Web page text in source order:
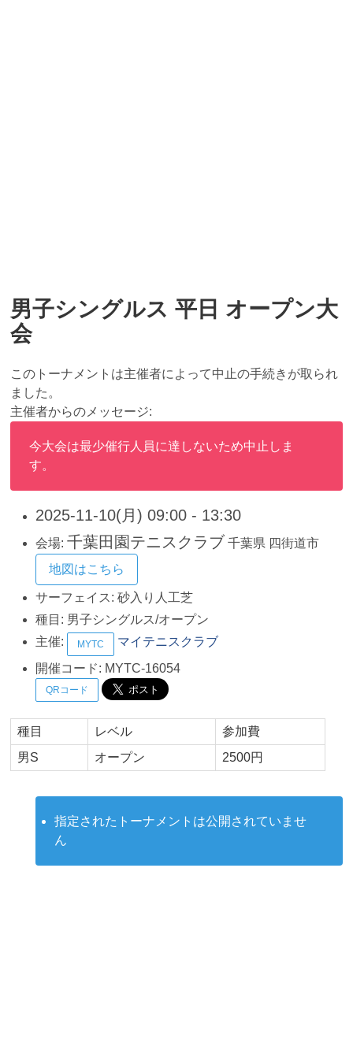
男子シングルス 平日 オープン大
会
このトーナメントは主催者によって中止の手続きが取られ
ました。
主催者からのメッセージ:
今大会は最少催行人員に達しないため中止しま
す。
2025-11-10(月) 09:00 - 13:30
会場: 千葉田園テニスクラブ 千葉県 四街道市
地図はこちら
サーフェイス: 砂入り人工芝
種目: 男子シングルス/オープン
主催:
MYTC
マイテニスクラブ
開催コード: MYTC-16054
QRコード
種目 レベル
参加費
男S
オープン 2500円
指定されたトーナメントは公開されていませ
ん